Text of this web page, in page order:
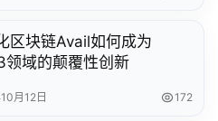
区块链Avail如何成为
领域的颠覆性创新
月12日 172